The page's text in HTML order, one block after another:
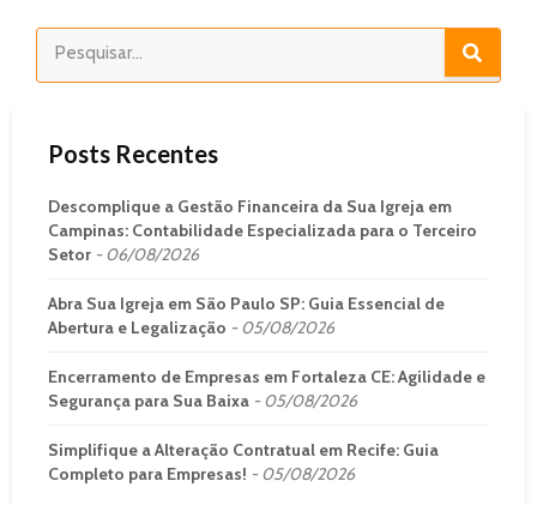
Posts Recentes
Descomplique a Gestão Financeira da Sua Igreja em
Campinas: Contabilidade Especializada para o Terceiro
Setor
06/08/2026
Abra Sua Igreja em São Paulo SP: Guia Essencial de
Abertura e Legalização
05/08/2026
Encerramento de Empresas em Fortaleza CE: Agilidade e
Segurança para Sua Baixa
05/08/2026
Simplifique a Alteração Contratual em Recife: Guia
Completo para Empresas!
05/08/2026